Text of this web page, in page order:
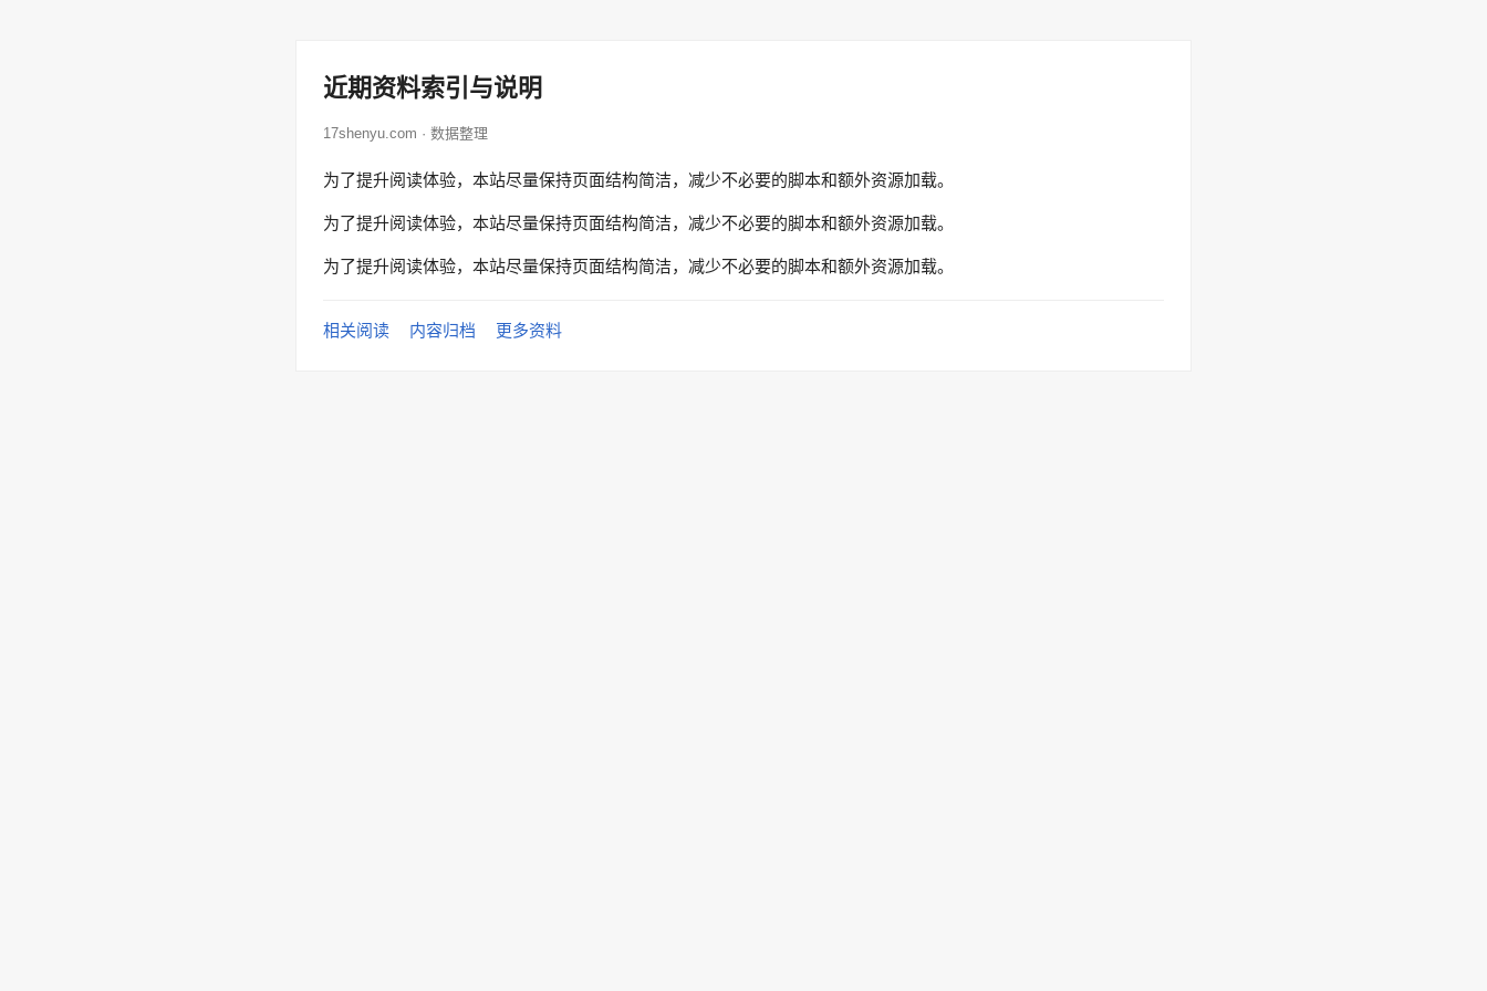
近期资料索引与说明
17shenyu.com · 数据整理
为了提升阅读体验，本站尽量保持页面结构简洁，减少不必要的脚本和额外资源加载。
为了提升阅读体验，本站尽量保持页面结构简洁，减少不必要的脚本和额外资源加载。
为了提升阅读体验，本站尽量保持页面结构简洁，减少不必要的脚本和额外资源加载。
相关阅读 内容归档 更多资料